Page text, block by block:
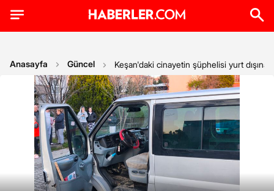
Anasayfa Güncel Keşan'daki cinayetin şüphelisi yurt dışına